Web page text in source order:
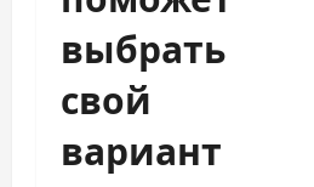
выбрать
свой
вариант